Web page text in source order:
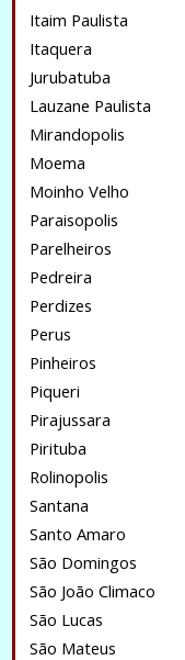
Itaim Paulista
Itaquera
Jurubatuba
Lauzane Paulista
Mirandopolis
Moema
Moinho Velho
Paraisopolis
Parelheiros
Pedreira
Perdizes
Perus
Pinheiros
Piqueri
Pirajussara
Pirituba
Rolinopolis
Santana
Santo Amaro
São Domingos
São João Climaco
São Lucas
São Mateus